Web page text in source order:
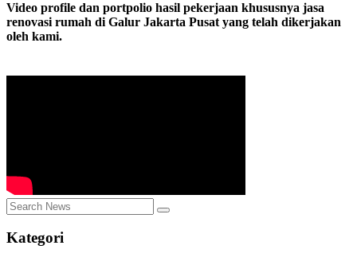
Video profile dan portpolio hasil pekerjaan khususnya jasa
renovasi rumah di Galur Jakarta Pusat yang telah dikerjakan
oleh kami.
Kategori